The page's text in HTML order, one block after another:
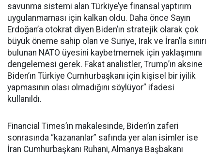
savunma sistemi alan Türkiye’ye finansal yaptırım
uygulanmaması için kalkan oldu. Daha önce Sayın
Erdoğan’a otokrat diyen Biden’ın stratejik olarak çok
büyük öneme sahip olan ve Suriye, Irak ve İran’la sınırı
bulunan NATO üyesini kaybetmemek için yaklaşımını
dengelemesi gerek. Fakat analistler, Trump’ın aksine
Biden’ın Türkiye Cumhurbaşkanı için kişisel bir iyilik
yapmasının olası olmadığını söylüyor” ifadesi
kullanıldı.
Financial Times’ın makalesinde, Biden’ın zaferi
sonrasında “kazananlar” safında yer alan isimler ise
İran Cumhurbaşkanı Ruhani, Almanya Başbakanı